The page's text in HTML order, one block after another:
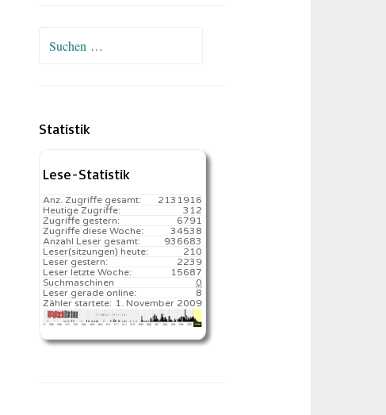
Suchen
Statistik
Lese-Statistik
2131916
Anz. Zugriffe gesamt:
312
Heutige Zugriffe:
6791
Zugriffe gestern:
34538
Zugriffe diese Woche:
936683
Anzahl Leser gesamt:
210️
Leser(sitzungen) heute:
2239
Leser gestern:
15687️
Leser letzte Woche:
0
Suchmaschinen
8
Leser gerade online:
1. November 2009
Zähler startete: